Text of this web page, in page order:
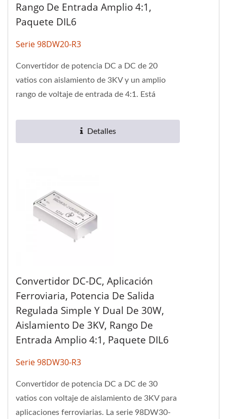
Rango De Entrada Amplio 4:1,
Paquete DIL6
Serie 98DW20-R3
Convertidor de potencia DC a DC de 20
vatios con aislamiento de 3KV y un amplio
rango de voltaje de entrada de 4:1. Está
conversión...
Detalles
Convertidor DC-DC, Aplicación
Ferroviaria, Potencia De Salida
Regulada Simple Y Dual De 30W,
Aislamiento De 3KV, Rango De
Entrada Amplio 4:1, Paquete DIL6
Serie 98DW30-R3
Convertidor de potencia DC a DC de 30
vatios con voltaje de aislamiento de 3KV para
aplicaciones ferroviarias. La serie 98DW30-